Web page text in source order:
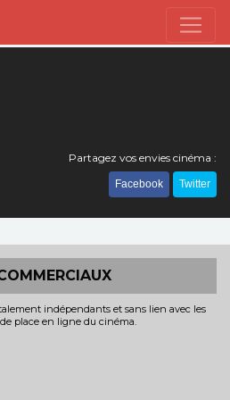
Partagez vos envies cinéma :
Facebook Twitter
indépendants et sans lien avec les
place en ligne du cinéma.